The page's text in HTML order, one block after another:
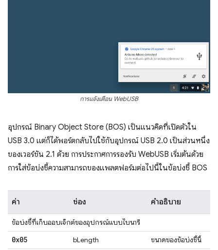
การแจ้งเตือน WebUSB
อุปกรณ์ Binary Object Store (BOS) เป็นแนวคิดที่เปิดตัวใน
USB 3.0 แต่ก็ได้พอร์ตกลับไปใช้กับอุปกรณ์ USB 2.0 เป็นส่วนหนึ่ง
ของเวอร์ชัน 2.1 ด้วย การประกาศการรองรับ WebUSB เริ่มต้นด้วย
การใส่ข้อบ่งชี้ความสามารถของแพลตฟอร์มต่อไปนี้ในข้อบ่งชี้ BOS
ค่า ช่อง คำอธิบาย
ข้อบ่งชี้ที่เก็บออบเจ็กต์ของอุปกรณ์แบบไบนารี
0x05 bLength ขนาดของข้อบ่งชี้นี้